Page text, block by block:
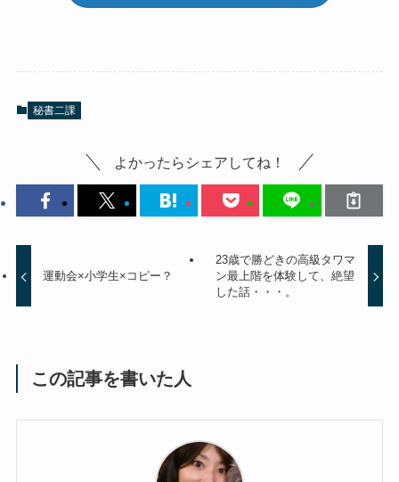
秘書二課
よかったらシェアしてね！
運動会×小学生×コピー？
23歳で勝どきの高級タワマ
ン最上階を体験して、絶望
した話・・・。
この記事を書いた人